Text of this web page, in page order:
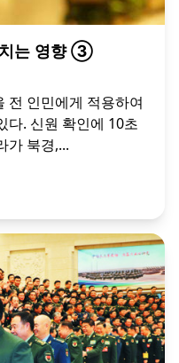
치는 영향 ③
전 인민에게 적용하여
다. 신원 확인에 10초
가 북경,...